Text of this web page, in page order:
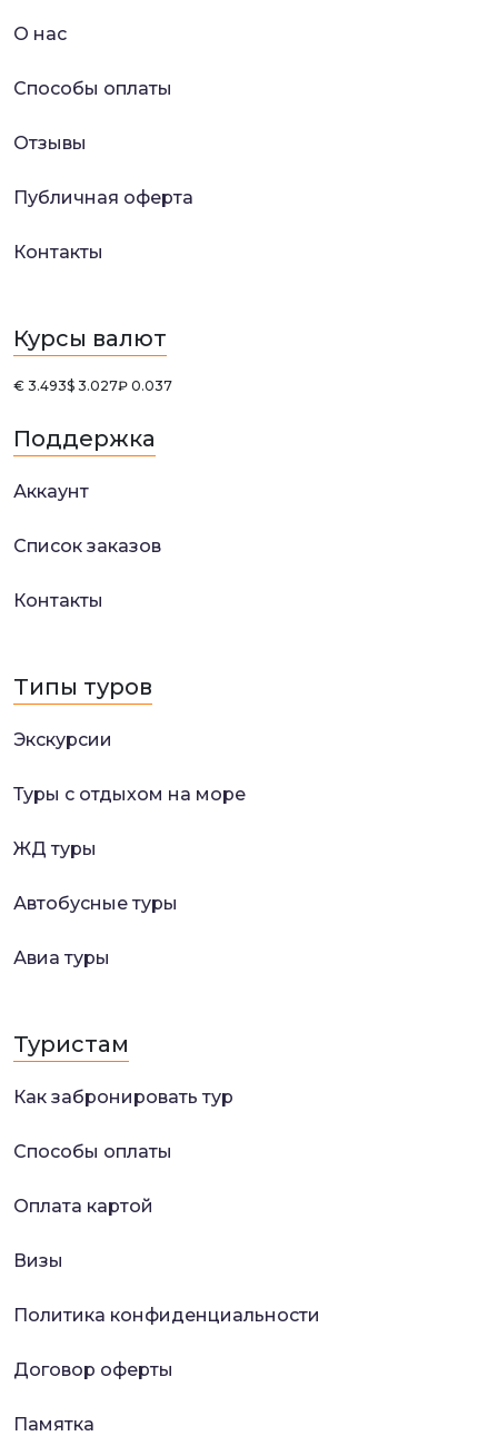
О нас
Способы оплаты
Отзывы
Публичная оферта
Контакты
Курсы валют
€ 3.493$ 3.027₽ 0.037
Поддержка
Аккаунт
Список заказов
Контакты
Типы туров
Экскурсии
Туры с отдыхом на море
ЖД туры
Автобусные туры
Авиа туры
Туристам
Как забронировать тур
Способы оплаты
Оплата картой
Визы
Политика конфиденциальности
Договор оферты
Памятка